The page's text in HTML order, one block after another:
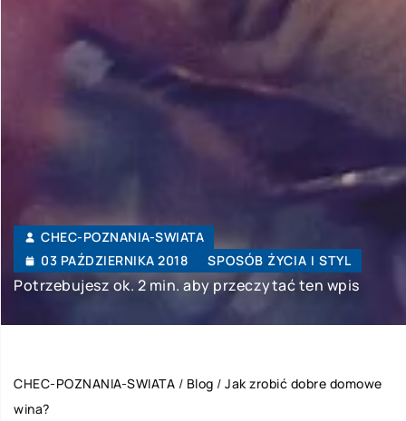
CHEC-POZNANIA-SWIATA
03 PAŹDZIERNIKA 2018
SPOSÓB ŻYCIA I STYL
Potrzebujesz ok. 2 min. aby przeczytać ten wpis
CHEC-POZNANIA-SWIATA / Blog / Jak zrobić dobre domowe
wina?